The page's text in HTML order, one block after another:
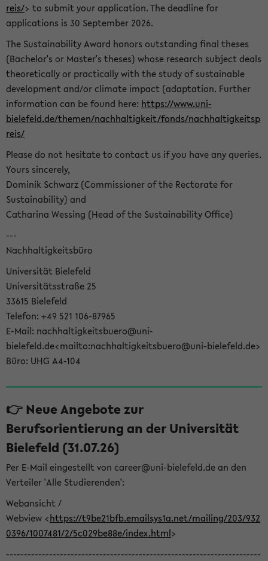
reis/> to submit your application. The deadline for
applications is 30 September 2026.
The Sustainability Award honors outstanding final theses
(Bachelor's or Master's theses) whose research subject deals
theoretically or practically with the study of sustainable
development and/or climate impact (adaptation. Further
information can be found here: https://www.uni-
bielefeld.de/themen/nachhaltigkeit/fonds/nachhaltigkeitsp
reis/
Please do not hesitate to contact us if you have any queries.
Yours sincerely,
Dominik Schwarz (Commissioner of the Rectorate for
Sustainability) and
Catharina Wessing (Head of the Sustainability Office)
---
Nachhaltigkeitsbüro
Universität Bielefeld
Universitätsstraße 25
33615 Bielefeld
Telefon: +49 521 106-87965
E-Mail: nachhaltigkeitsbuero@uni-
bielefeld.de<mailto:nachhaltigkeitsbuero@uni-bielefeld.de>
Büro: UHG A4-104
👉 Neue Angebote zur
Berufsorientierung an der Universität
Bielefeld (31.07.26)
Per E-Mail eingestellt von career@uni-bielefeld.de an den
Verteiler 'Alle Studierenden':
Webansicht /
Webview <https://t9be21bfb.emailsys1a.net/mailing/203/932
0396/1007481/2/5c029be88e/index.html>
-----------------------------------------------------------------------